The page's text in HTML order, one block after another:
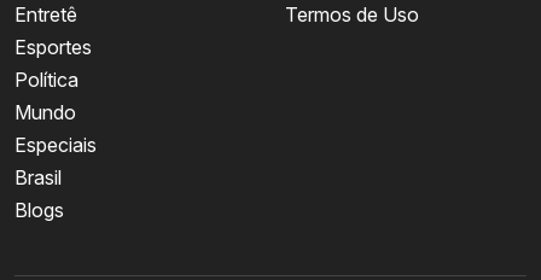
Entretê
Esportes
Política
Mundo
Especiais
Brasil
Blogs
Termos de Uso